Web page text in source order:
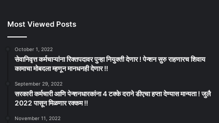
Most Viewed Posts
October 1, 2022
सेवानिवृत्त कर्मचाऱ्यांना रिक्तपदावर पुन्हा नियुक्ती देणार ! पेन्शन सुरु राहणारच शिवाय
कामाचा मोबदला म्हणून मानधनही देणार !!
September 29, 2022
सरकारी कर्मचारी आणि पेन्शनधारकांना 4 टक्के दराने डीएचा हप्ता देण्यास मान्यता ! जुलै
2022 पासून मिळणार रक्कम !!
November 11, 2022